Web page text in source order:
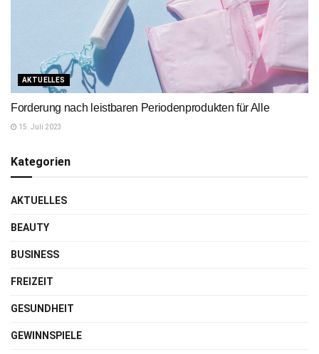
AKTUELLES
Forderung nach leistbaren Periodenprodukten für Alle
15. Juli 2023
Kategorien
AKTUELLES
BEAUTY
BUSINESS
FREIZEIT
GESUNDHEIT
GEWINNSPIELE